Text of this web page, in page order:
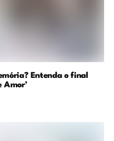
Entenda o final
Amor’